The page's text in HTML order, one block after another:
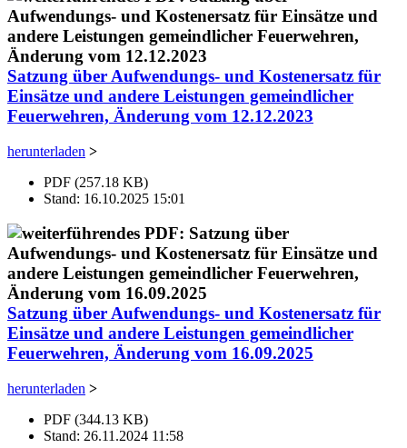
Satzung über Aufwendungs- und Kostenersatz für
Einsätze und andere Leistungen gemeindlicher
Feuerwehren, Änderung vom 12.12.2023
herunterladen >
PDF (257.18 KB)
Stand: 16.10.2025 15:01
Satzung über Aufwendungs- und Kostenersatz für
Einsätze und andere Leistungen gemeindlicher
Feuerwehren, Änderung vom 16.09.2025
herunterladen >
PDF (344.13 KB)
Stand: 26.11.2024 11:58